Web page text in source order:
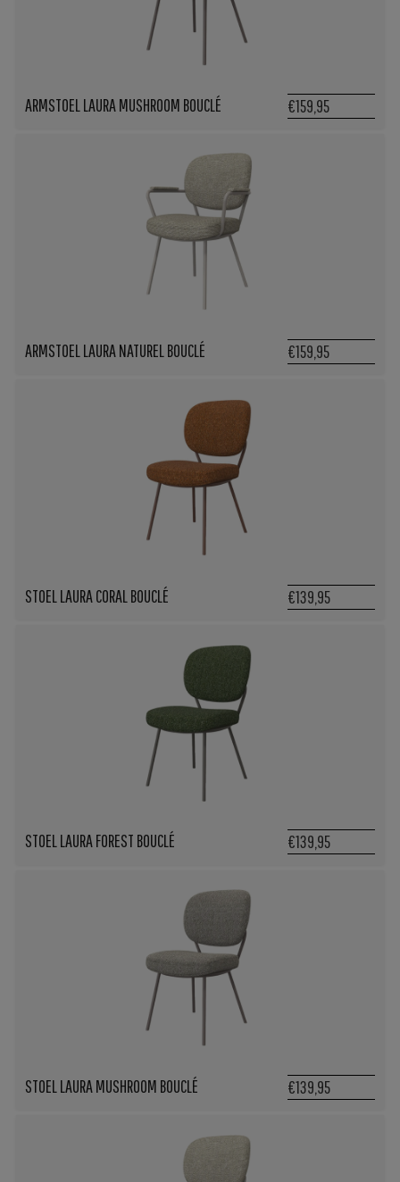
ARMSTOEL LAURA MUSHROOM BOUCLÉ €159,95
ARMSTOEL LAURA NATUREL BOUCLÉ €159,95
STOEL LAURA CORAL BOUCLÉ €139,95
STOEL LAURA FOREST BOUCLÉ €139,95
STOEL LAURA MUSHROOM BOUCLÉ €139,95